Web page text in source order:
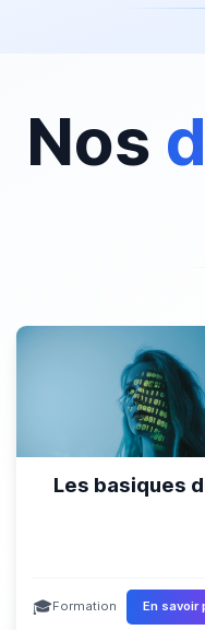
Nos
Les basiques
🎓Formation En savoir